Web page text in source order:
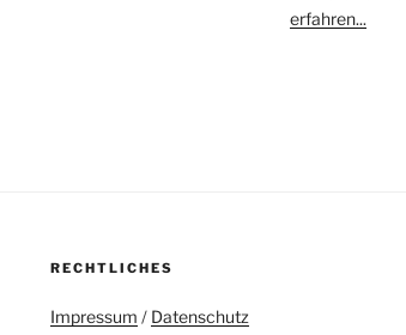
erfahren...
RECHTLICHES
Impressum / Datenschutz